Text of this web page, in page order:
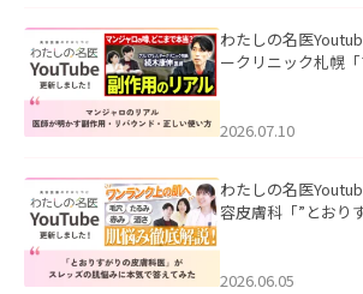
わたしの名医
ークリニック札幌
た。
2026.07.10
わたしの名医
容皮膚科「”とおり
2026.06.05